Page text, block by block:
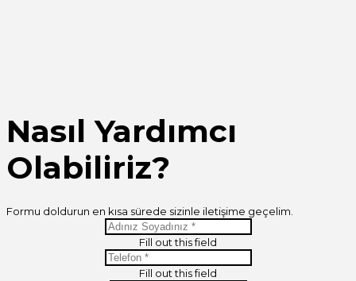
Nasıl Yardımcı
Olabiliriz?
Formu doldurun en kısa sürede sizinle iletişime geçelim.
Fill out this field
Fill out this field